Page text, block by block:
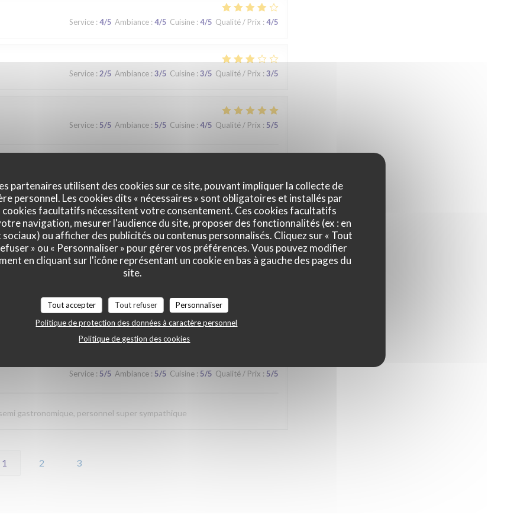
partenaires utilisent des cookies sur ce site, pouvant impliquer la collecte de
personnel. Les cookies dits « nécessaires » sont obligatoires et installés par
facultatifs nécessitent votre consentement. Ces cookies facultatifs
navigation, mesurer l'audience du site, proposer des fonctionnalités (ex : en
sociaux) ou afficher des publicités ou contenus personnalisés. Cliquez sur « Tout
» ou « Personnaliser » pour gérer vos préférences. Vous pouvez modifier
en cliquant sur l'icône représentant un cookie en bas à gauche des pages du
site.
Tout accepter Tout refuser
Personnaliser
Politique de protection des données à caractère personnel
Politique de gestion des cookies
Service: 4/5 Ambiance: 4/5 Cuisine: 4/5 Qualité / Prix : 4/5
Service: 2/5 Ambiance: 3/5 Cuisine: 3/5 Qualité / Prix : 3/5
Service: 5/5 Ambiance: 5/5 Cuisine: 4/5 Qualité / Prix : 5/5
Nous avons apprécié notre déjeuner (moule, carbonade, flamiche au
d'un prochaine passage à Lilles.
Service : Ambiance Cuisine /5 Qualité / Prix : /5
Service: 5/5 Ambiance: 5/5 Cuisine: 5/5 Qualité / Prix : 5/5
gastronomique, personnel super sympathique
1 2 3